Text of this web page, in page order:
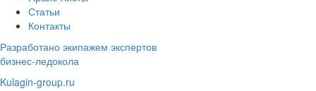
Статьи
Контакты
Разработано экипажем экспертов
бизнес-ледокола
Kulagin-group.ru